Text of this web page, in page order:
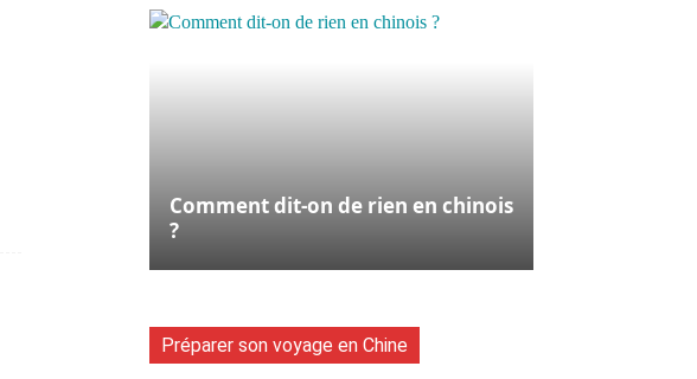
Comment dit-on de rien en chinois
?
Préparer son voyage en Chine